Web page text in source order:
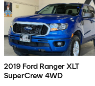
2019 Ford Ranger XLT
SuperCrew 4WD